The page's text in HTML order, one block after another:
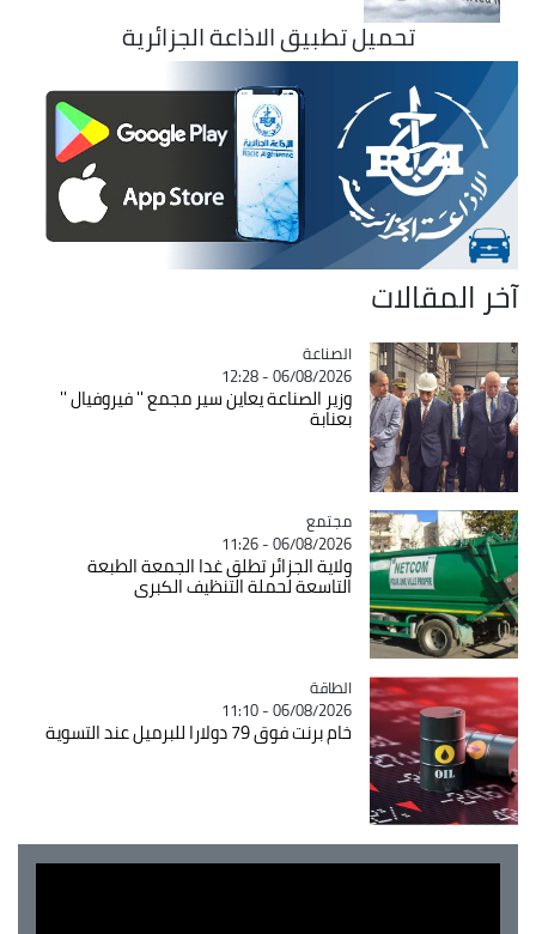
تحميل تطبيق الاذاعة الجزائرية
آخر المقالات
Catégorie
الصناعة
06/08/2026 - 12:28
وزير الصناعة يعاين سير مجمع '' فيروفيال ''
بعنابة
Catégorie
مجتمع
06/08/2026 - 11:26
ولاية الجزائر تطلق غدا الجمعة الطبعة
التاسعة لحملة التنظيف الكبرى
Catégorie
الطاقة
06/08/2026 - 11:10
خام برنت فوق 79 دولارا للبرميل عند التسوية